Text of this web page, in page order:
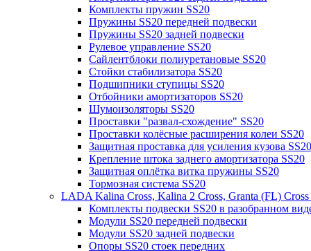
Комплекты пружин SS20
Пружины SS20 передней подвески
Пружины SS20 задней подвески
Рулевое управление SS20
Сайлентблоки полиуретановые SS20
Стойки стабилизатора SS20
Подшипники ступицы SS20
Отбойники амортизаторов SS20
Шумоизоляторы SS20
Проставки "развал-схождение" SS20
Проставки колёсные расширения колеи SS20
Защитная проставка для усиления кузова SS20
Крепление штока заднего амортизатора SS20
Защитная оплётка витка пружины SS20
Тормозная система SS20
LADA Kalina Cross, Kalina 2 Cross, Granta (FL) Cross
Комплекты подвески SS20 в разобранном
Модули SS20 передней подвески
Модули SS20 задней подвески
Опоры SS20 стоек передних